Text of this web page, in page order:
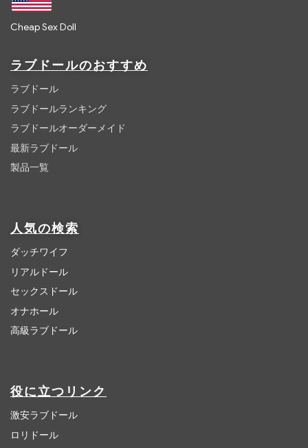
Cheap Sex Doll
ラブドールのおすすめ
ラブドール
ラブドールランキング
ラブドールオーダーメイド
最新ラブドール
製品一覧
人気の検索
ダッチワイフ
リアルドール
セックスドール
オナホール
高級ラブドール
役に立つリンク
激安ラブドール
ロリドール